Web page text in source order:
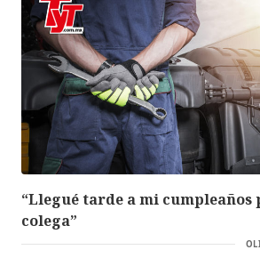
“Llegué tarde a mi cumpleaños
colega”